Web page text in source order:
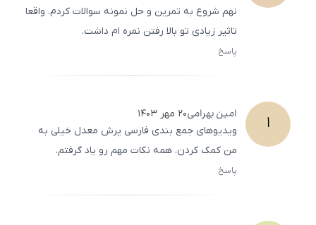
نهم شروع به تمرین و حل نمونه سوالات کردم. واقعا
تاثیر زیادی تو بالا رفتن نمره ام داشت.
پاسخ
ا امینبهرامی۲۰ مهر ۱۴۰۳
ویدیوهای جمع ‌بندی فارسی پرش معدل خیلی به
من کمک کردن. همه نکات مهم رو یاد گرفتم.
پاسخ